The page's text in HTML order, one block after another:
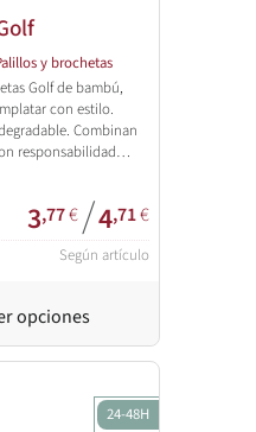
y brochetas
Golf de bambú,
con estilo.
Combinan
responsabilidad
3,77€/4,71€
Según artículo
opciones
24-48H